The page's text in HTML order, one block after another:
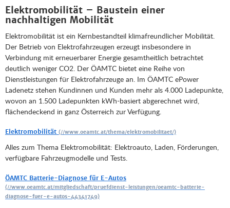
Elektromobilität – Baustein einer
nachhaltigen Mobilität
Elektromobilität ist ein Kernbestandteil klimafreundlicher Mobilität.
Der Betrieb von Elektrofahrzeugen erzeugt insbesondere in
Verbindung mit erneuerbarer Energie gesamtheitlich betrachtet
deutlich weniger CO2. Der ÖAMTC bietet eine Reihe von
Dienstleistungen für Elektrofahrzeuge an. Im ÖAMTC ePower
Ladenetz stehen Kundinnen und Kunden mehr als 4.000 Ladepunkte,
wovon an 1.500 Ladepunkten kWh-basiert abgerechnet wird,
flächendeckend in ganz Österreich zur Verfügung.
Elektromobilität
Alles zum Thema Elektromobilität: Elektroauto, Laden, Förderungen,
verfügbare Fahrzeugmodelle und Tests.
ÖAMTC Batterie-Diagnose für E-Autos